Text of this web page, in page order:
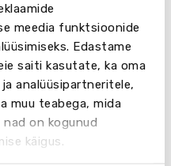
meedia funktsioonide
Edastame
saiti kasutate, ka oma
analüüsipartneritele,
muu teabega, mida
on kogunud
käigus.
Management